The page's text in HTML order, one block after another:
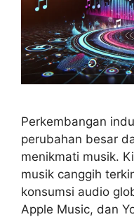
Perkembangan
perubahan besar
menikmati musik.
musik canggih
konsumsi audio
Apple Music, dan